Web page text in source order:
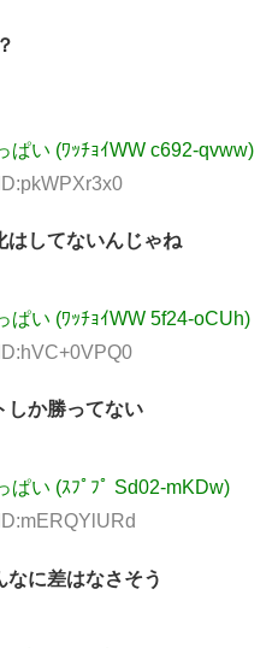
ぱい (ﾜｯﾁｮｲWW c692-qvww)
はしてないんじゃね
ぱい (ﾜｯﾁｮｲWW 5f24-oCUh)
しか勝ってない
ぱい (ｽﾌﾟﾌﾟ Sd02-mKDw)
に差はなさそう